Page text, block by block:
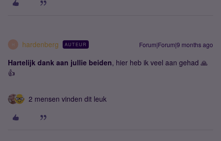
H hardenberg AUTEUR Forum|Forum|9 months ago
Hartelijk dank aan jullie beiden, hier heb ik veel aan gehad 🙏
👍
2 mensen vinden dit leuk